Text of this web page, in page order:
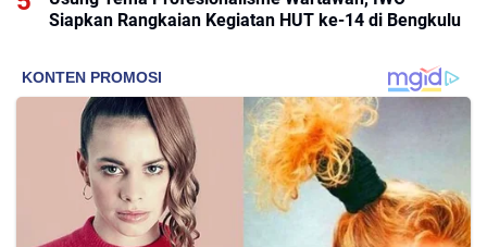
Siapkan Rangkaian Kegiatan HUT ke-14 di Bengkulu